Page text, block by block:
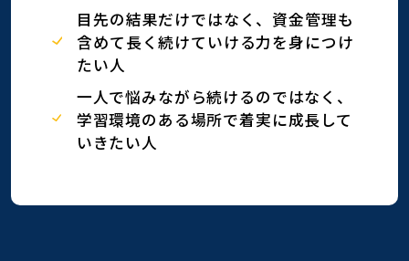
目先の結果だけではなく、資金管理も
含めて長く続けていける力を身につけ
たい人
一人で悩みながら続けるのではなく、
学習環境のある場所で着実に成長して
いきたい人